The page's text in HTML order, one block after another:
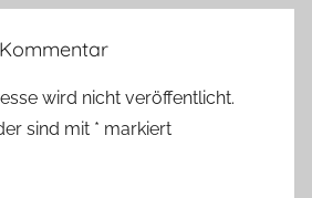
wird nicht veröffentlicht.
sind mit * markiert